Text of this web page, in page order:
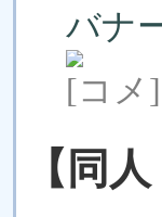
バナ
[コメ]
【同